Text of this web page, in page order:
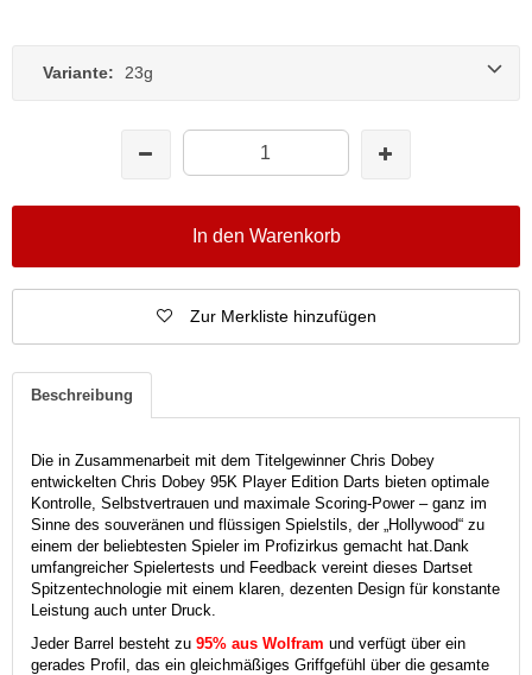
Variante: 23g
In den Warenkorb
Zur Merkliste hinzufügen
Beschreibung
Die in Zusammenarbeit mit dem Titelgewinner Chris Dobey
entwickelten Chris Dobey 95K Player Edition Darts bieten optimale
Kontrolle, Selbstvertrauen und maximale Scoring-Power – ganz im
Sinne des souveränen und flüssigen Spielstils, der „Hollywood“ zu
einem der beliebtesten Spieler im Profizirkus gemacht hat. Dank
umfangreicher Spielertests und Feedback vereint dieses Dartset
Spitzentechnologie mit einem klaren, dezenten Design für konstante
Leistung auch unter Druck.
Jeder Barrel besteht zu 95% aus Wolfram und verfügt über ein
gerades Profil, das ein gleichmäßiges Griffgefühl über die gesamte